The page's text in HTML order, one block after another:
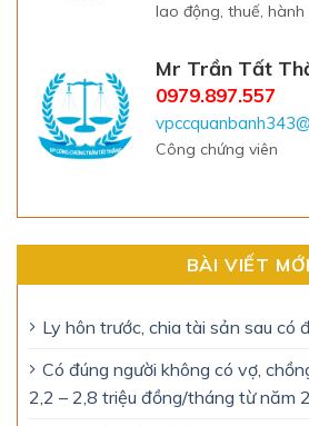
lao động, thuế, hành
Mr Trần Tất
0979.897.557
Công chứng viên
BÀI VIẾT MỚI
Ly hôn trước, chia tài sản sau có
Có đúng người không có vợ,
2,2 – 2,8 triệu đồng/tháng từ năm